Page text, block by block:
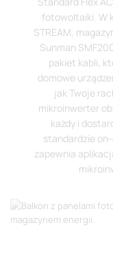
fotowoltaiki. W
STREAM,
Sunman
pakiet kabli,
domowe
jak Twoje
mikroinwerter
każdy i
standardzie
zapewnia